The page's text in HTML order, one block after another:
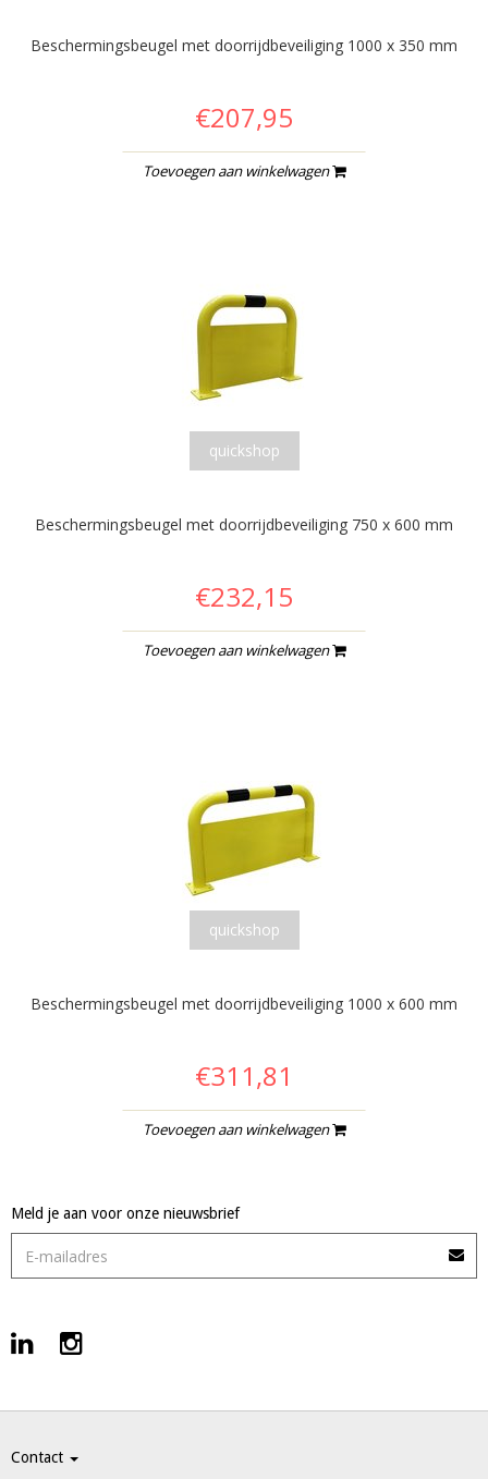
Beschermingsbeugel met doorrijdbeveiliging 1000 x 350 mm
€207,95
Toevoegen aan winkelwagen
quickshop
Beschermingsbeugel met doorrijdbeveiliging 750 x 600 mm
€232,15
Toevoegen aan winkelwagen
quickshop
Beschermingsbeugel met doorrijdbeveiliging 1000 x 600 mm
€311,81
Toevoegen aan winkelwagen
Meld je aan voor onze nieuwsbrief
Contact